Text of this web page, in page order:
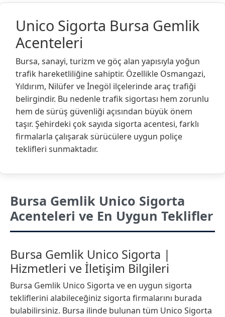
Unico Sigorta Bursa Gemlik
Acenteleri
Bursa, sanayi, turizm ve göç alan yapısıyla yoğun
trafik hareketliliğine sahiptir. Özellikle Osmangazi,
Yıldırım, Nilüfer ve İnegöl ilçelerinde araç trafiği
belirgindir. Bu nedenle trafik sigortası hem zorunlu
hem de sürüş güvenliği açısından büyük önem
taşır. Şehirdeki çok sayıda sigorta acentesi, farklı
firmalarla çalışarak sürücülere uygun poliçe
teklifleri sunmaktadır.
Bursa Gemlik Unico Sigorta
Acenteleri ve En Uygun Teklifler
Bursa Gemlik Unico Sigorta |
Hizmetleri ve İletişim Bilgileri
Bursa Gemlik Unico Sigorta ve en uygun sigorta
tekliflerini alabileceğiniz sigorta firmalarını burada
bulabilirsiniz. Bursa ilinde bulunan tüm Unico Sigorta